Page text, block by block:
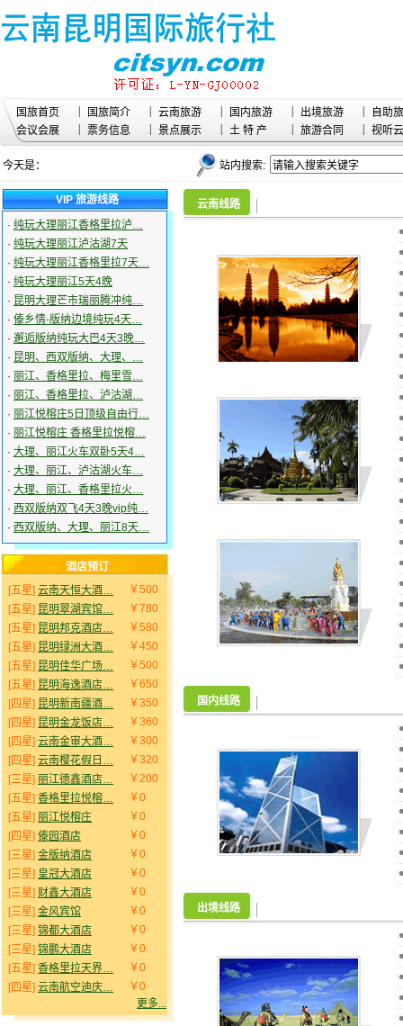
国旅首页 国旅简介 云南旅游 国内旅游 出境旅游
自助
会议会展
票务信息 景点展示 土 特 产 旅游合同 视听
今天是： 站内搜索:
VIP 旅游线路
· 纯玩大理丽江香格里拉泸…
· 纯玩大理丽江泸沽湖7天
· 纯玩大理丽江香格里拉7天…
· 纯玩大理丽江5天4晚
· 昆明大理芒市瑞丽腾冲纯…
· 傣乡情-版纳边境纯玩4天…
· 邂逅版纳纯玩大巴4天3晚…
· 昆明、西双版纳、大理、…
· 丽江、香格里拉、梅里雪…
· 丽江、香格里拉、泸沽湖…
· 丽江悦榕庄5日顶级自由行…
· 丽江悦榕庄 香格里拉悦榕…
· 大理、丽江火车双卧5天4…
· 大理、丽江、泸沽湖火车…
· 大理、丽江、香格里拉火…
· 西双版纳双飞4天3晚vip纯…
· 西双版纳、大理、丽江8天…
酒店预订
[五星] 云南天恒大酒…
￥500
[五星] 昆明翠湖宾馆…
￥780
[五星] 昆明邦克酒店…
￥580
[五星] 昆明绿洲大酒…
￥450
[五星] 昆明佳华广场…
￥500
[五星] 昆明海逸酒店…
￥650
[四星] 昆明新南疆酒…
￥350
[四星] 昆明金龙饭店…
￥360
[四星] 云南金审大酒…
￥300
[四星] 云南樱花假日…
￥320
[三星] 丽江德鑫酒店…
￥200
[五星] 香格里拉悦榕…
￥0
[五星] 丽江悦榕庄
￥0
[四星] 傣园酒店
￥0
[三星] 金版纳酒店
￥0
[三星] 皇冠大酒店
￥0
[三星] 财鑫大酒店
￥0
[三星] 金风宾馆
￥0
[三星] 锦都大酒店
￥0
[三星] 锦鹏大酒店
￥0
[五星] 香格里拉天界…
￥0
[四星] 云南航空迪庆…
￥0
更多...
云南线路
国内线路
出境线路